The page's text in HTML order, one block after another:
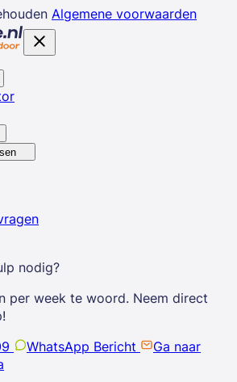
Algemene voorwaarden
nodig?
per week te woord. Neem direct
WhatsApp Bericht
Ga naar